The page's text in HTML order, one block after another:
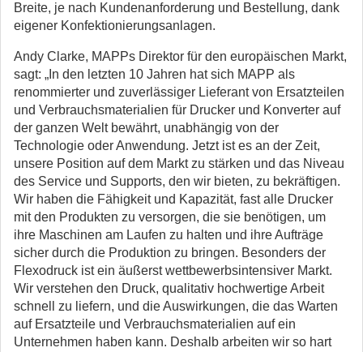
Breite, je nach Kundenanforderung und Bestellung, dank
eigener Konfektionierungsanlagen.
Andy Clarke, MAPPs Direktor für den europäischen Markt,
sagt: „In den letzten 10 Jahren hat sich MAPP als
renommierter und zuverlässiger Lieferant von Ersatzteilen
und Verbrauchsmaterialien für Drucker und Konverter auf
der ganzen Welt bewährt, unabhängig von der
Technologie oder Anwendung. Jetzt ist es an der Zeit,
unsere Position auf dem Markt zu stärken und das Niveau
des Service und Supports, den wir bieten, zu bekräftigen.
Wir haben die Fähigkeit und Kapazität, fast alle Drucker
mit den Produkten zu versorgen, die sie benötigen, um
ihre Maschinen am Laufen zu halten und ihre Aufträge
sicher durch die Produktion zu bringen. Besonders der
Flexodruck ist ein äußerst wettbewerbsintensiver Markt.
Wir verstehen den Druck, qualitativ hochwertige Arbeit
schnell zu liefern, und die Auswirkungen, die das Warten
auf Ersatzteile und Verbrauchsmaterialien auf ein
Unternehmen haben kann. Deshalb arbeiten wir so hart